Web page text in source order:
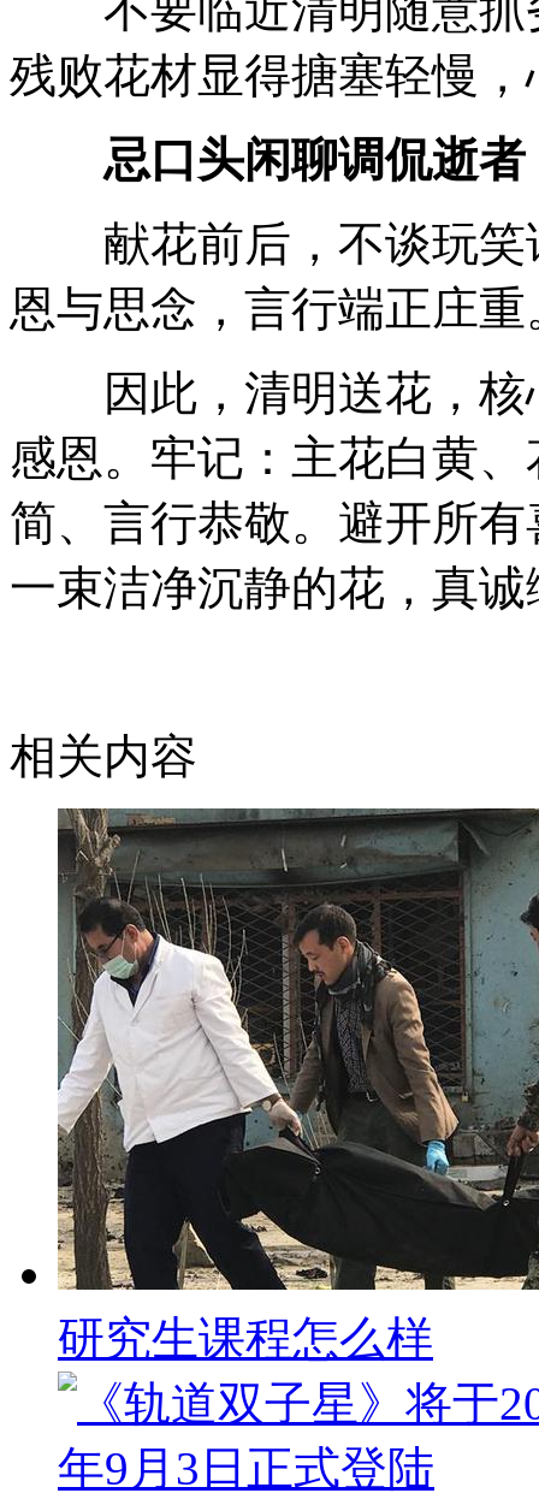
残败花材显得搪塞轻慢
忌口头闲聊调侃逝者
献花前后，不谈玩笑
恩与思念，言行端正庄重
因此，清明送花，核
感恩。牢记：主花白黄
简、言行恭敬。避开所
一束洁净沉静的花，真
相关内容
研究生课程怎么样